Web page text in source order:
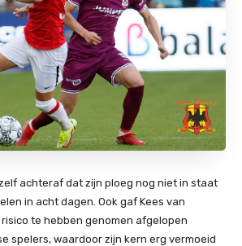
achteraf dat zijn ploeg nog niet in staat
in acht dagen. Ook gaf Kees van
te hebben genomen afgelopen
spelers, waardoor zijn kern erg vermoeid